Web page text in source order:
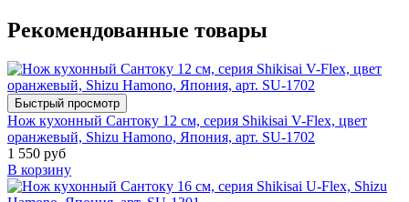
Рекомендованные товары
Быстрый просмотр
Нож кухонный Сантоку 12 см, серия Shikisai V-Flex, цвет
оранжевый, Shizu Hamono, Япония, арт. SU-1702
1 550 руб
В корзину